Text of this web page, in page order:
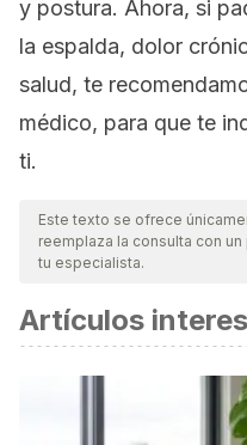
y postura. Ahora, si
la espalda, dolor
salud, te
médico, para que te
ti.
Este texto se ofrece
reemplaza la consulta con
tu especialista.
Artículos